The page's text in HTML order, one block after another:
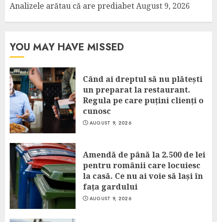
Analizele arătau că are prediabetAugust 9, 2026
YOU MAY HAVE MISSED
Când ai dreptul să nu plătești
un preparat la restaurant.
Regula pe care puțini clienți o
cunosc
AUGUST 9, 2026
Amendă de până la 2.500 de lei
pentru românii care locuiesc
la casă. Ce nu ai voie să lași în
fața gardului
AUGUST 9, 2026